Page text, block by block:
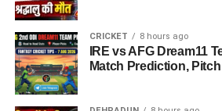
आयु सीमा (Age Limit)
अलग-अलग पदों की जिम्मेदारियों और श्रेणियों
न्यूनतम और अधिकतम आयु सीमा तय की है,
CRICKET 8 hours ago
IRE vs AFG Dream11
Match Prediction,